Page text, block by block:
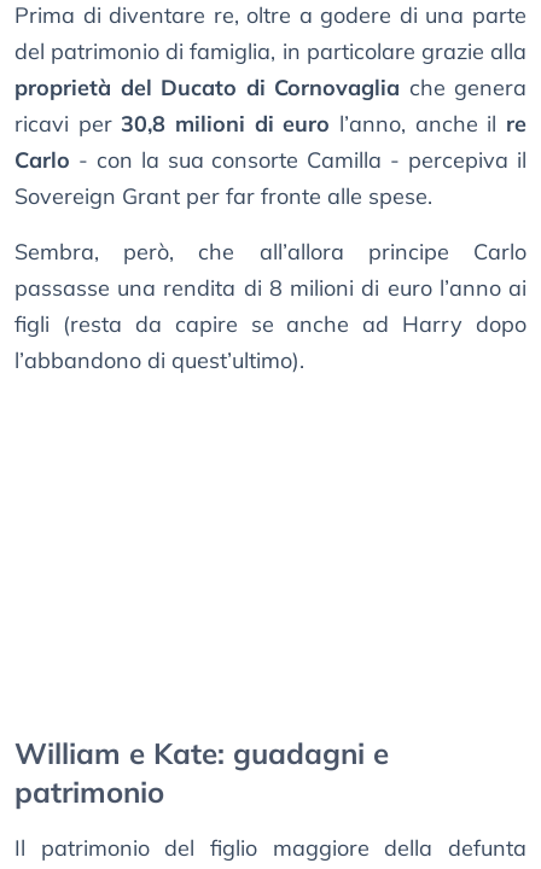
Prima di diventare re, oltre a godere di una parte
del patrimonio di famiglia, in particolare grazie alla
proprietà del Ducato di Cornovaglia che genera
ricavi per30,8 milioni di euro l’anno, anche il re
Carlo - con la sua consorte Camilla - percepiva il
Sovereign Grant per far fronte alle spese.
Sembra, però, che all’allora principe Carlo
passasse una rendita di 8 milioni di euro l’anno ai
figli (resta da capire se anche ad Harry dopo
l’abbandono di quest’ultimo).
William e Kate: guadagni e
patrimonio
Il patrimonio del figlio maggiore della defunta